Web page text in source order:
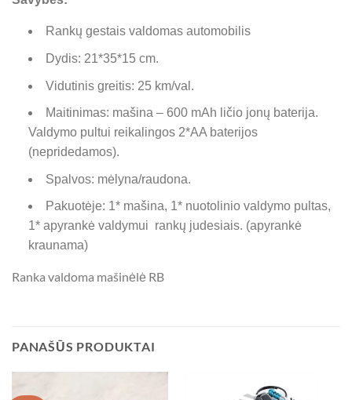
Rankų gestais valdomas automobilis
Dydis: 21*35*15 cm.
Vidutinis greitis: 25 km/val.
Maitinimas: mašina – 600 mAh ličio jonų baterija.
Valdymo pultui reikalingos 2*AA baterijos
(nepridedamos).
Spalvos: mėlyna/raudona.
Pakuotėje: 1* mašina, 1* nuotolinio valdymo pultas,
1* apyrankė valdymui rankų judesiais. (apyrankė
kraunama)
Ranka valdoma mašinėlė RB
PANAŠŪS PRODUKTAI